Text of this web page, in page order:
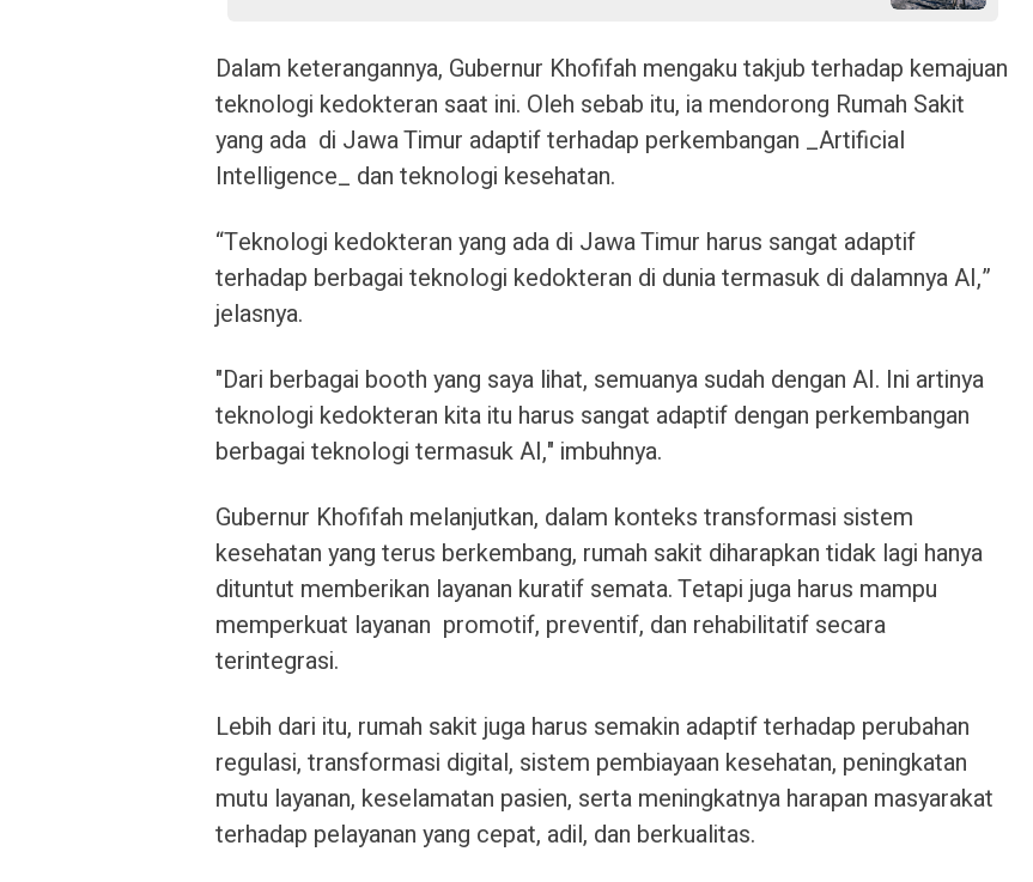
Dalam keterangannya, Gubernur Khofifah mengaku takjub terhadap kemajuan
teknologi kedokteran saat ini. Oleh sebab itu, ia mendorong Rumah Sakit
yang ada di Jawa Timur adaptif terhadap perkembangan _Artificial
Intelligence_ dan teknologi kesehatan.
“Teknologi kedokteran yang ada di Jawa Timur harus sangat adaptif
terhadap berbagai teknologi kedokteran di dunia termasuk di dalamnya AI,”
jelasnya.
"Dari berbagai booth yang saya lihat, semuanya sudah dengan AI. Ini artinya
teknologi kedokteran kita itu harus sangat adaptif dengan perkembangan
berbagai teknologi termasuk AI," imbuhnya.
Gubernur Khofifah melanjutkan, dalam konteks transformasi sistem
kesehatan yang terus berkembang, rumah sakit diharapkan tidak lagi hanya
dituntut memberikan layanan kuratif semata. Tetapi juga harus mampu
memperkuat layanan promotif, preventif, dan rehabilitatif secara
terintegrasi.
Lebih dari itu, rumah sakit juga harus semakin adaptif terhadap perubahan
regulasi, transformasi digital, sistem pembiayaan kesehatan, peningkatan
mutu layanan, keselamatan pasien, serta meningkatnya harapan masyarakat
terhadap pelayanan yang cepat, adil, dan berkualitas.